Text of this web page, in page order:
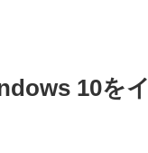
10をイ